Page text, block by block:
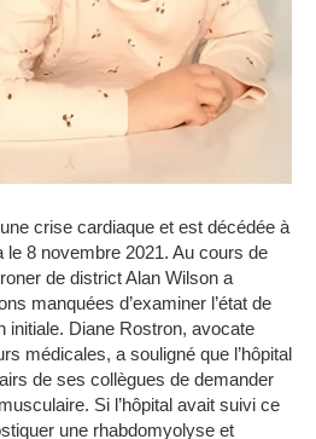
crise cardiaque et est décédée à
le 8 novembre 2021. Au cours de
de district Alan Wilson a
manquées d’examiner l’état de
initiale. Diane Rostron, avocate
médicales, a souligné que l’hôpital
de ses collègues de demander
Si l’hôpital avait suivi ce
une rhabdomyolyse et